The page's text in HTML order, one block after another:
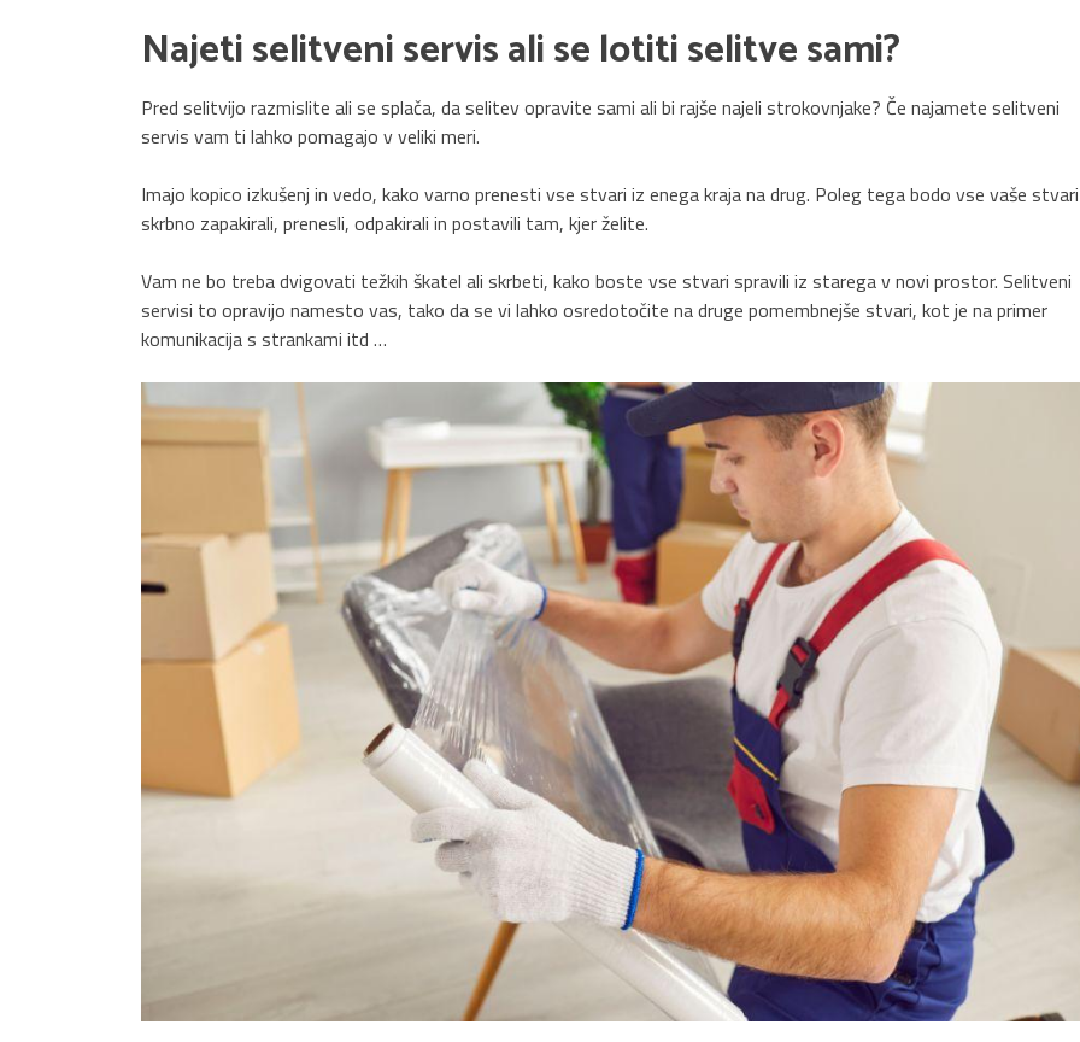
Najeti selitveni servis ali se lotiti selitve sami?
Pred selitvijo razmislite ali se splača, da selitev opravite sami ali bi rajše najeli strokovnjake? Če najamete selitveni
servis vam ti lahko pomagajo v veliki meri.
Imajo kopico izkušenj in vedo, kako varno prenesti vse stvari iz enega kraja na drug. Poleg tega bodo vse vaše stvari
skrbno zapakirali, prenesli, odpakirali in postavili tam, kjer želite.
Vam ne bo treba dvigovati težkih škatel ali skrbeti, kako boste vse stvari spravili iz starega v novi prostor. Selitveni
servisi to opravijo namesto vas, tako da se vi lahko osredotočite na druge pomembnejše stvari, kot je na primer
komunikacija s strankami itd …